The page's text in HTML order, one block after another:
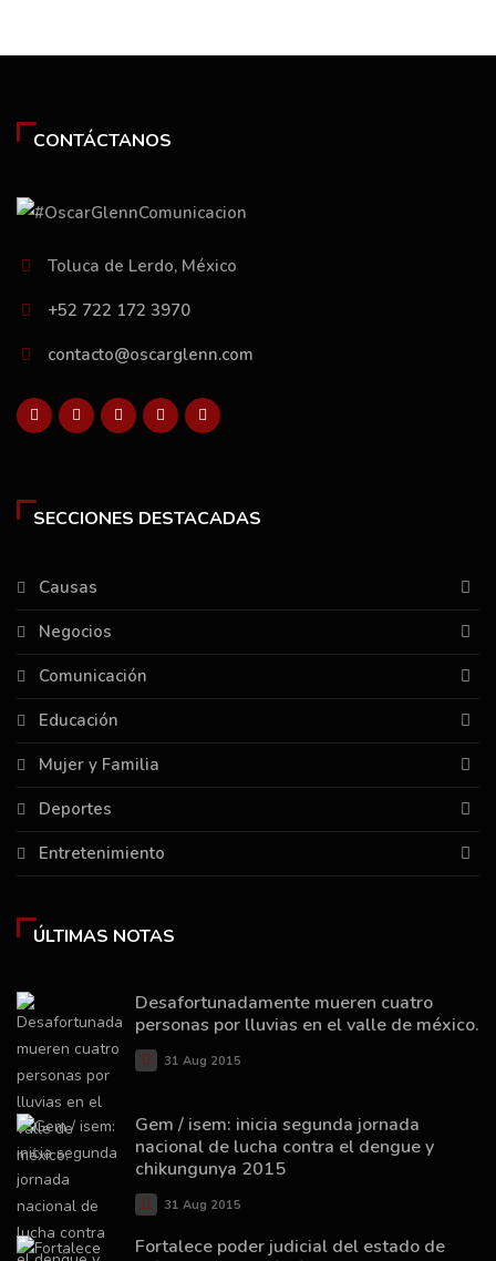
CONTÁCTANOS
Toluca de Lerdo, México
+52 722 172 3970
contacto@oscarglenn.com
SECCIONES DESTACADAS
Causas
Negocios
Comunicación
Educación
Mujer y Familia
Deportes
Entretenimiento
ÚLTIMAS NOTAS
Desafortunadamente mueren cuatro
personas por lluvias en el valle de méxico.
31 Aug 2015
Gem / isem: inicia segunda jornada
nacional de lucha contra el dengue y
chikungunya 2015
31 Aug 2015
Fortalece poder judicial del estado de